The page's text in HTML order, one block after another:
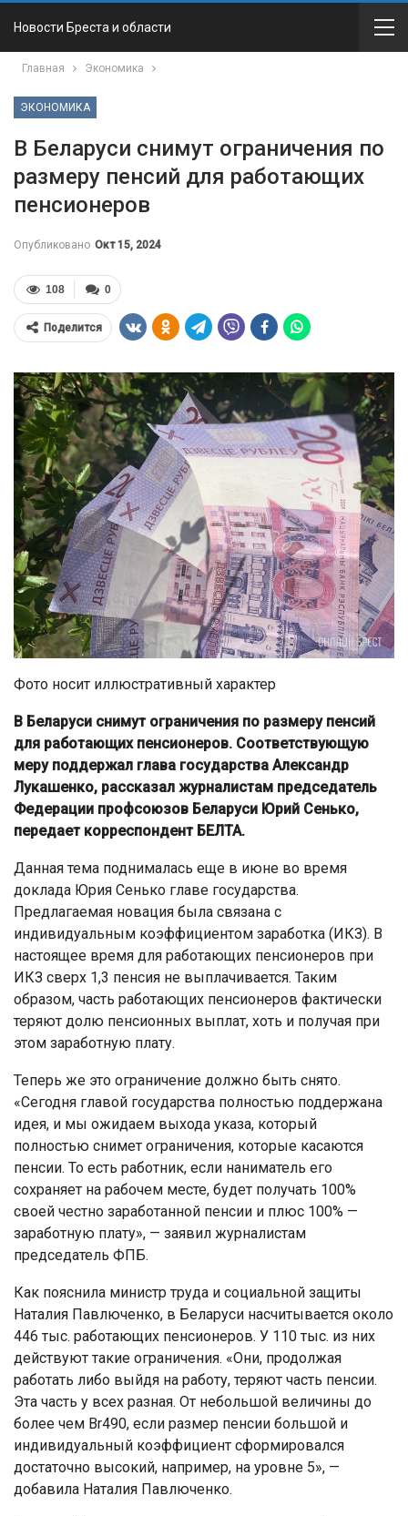
Новости Бреста и области
Главная Экономика
ЭКОНОМИКА
В Беларуси снимут ограничения по
размеру пенсий для работающих
пенсионеров
Опубликовано Окт 15, 2024
0
108
Поделится
Фото носит иллюстративный характер
В Беларуси снимут ограничения по размеру пенсий
для работающих пенсионеров. Соответствующую
меру поддержал глава государства Александр
Лукашенко, рассказал журналистам председатель
Федерации профсоюзов Беларуси Юрий Сенько,
передает корреспондент БЕЛТА.
Данная тема поднималась еще в июне во время
доклада Юрия Сенько главе государства.
Предлагаемая новация была связана с
индивидуальным коэффициентом заработка (ИКЗ). В
настоящее время для работающих пенсионеров при
ИКЗ сверх 1,3 пенсия не выплачивается. Таким
образом, часть работающих пенсионеров фактически
теряют долю пенсионных выплат, хоть и получая при
этом заработную плату.
Теперь же это ограничение должно быть снято.
«Сегодня главой государства полностью поддержана
идея, и мы ожидаем выхода указа, который
полностью снимет ограничения, которые касаются
пенсии. То есть работник, если наниматель его
сохраняет на рабочем месте, будет получать 100%
своей честно заработанной пенсии и плюс 100% —
заработную плату», — заявил журналистам
председатель ФПБ.
Как пояснила министр труда и социальной защиты
Наталия Павлюченко, в Беларуси насчитывается около
446 тыс. работающих пенсионеров. У 110 тыс. из них
действуют такие ограничения. «Они, продолжая
работать либо выйдя на работу, теряют часть пенсии.
Эта часть у всех разная. От небольшой величины до
более чем Br490, если размер пенсии большой и
индивидуальный коэффициент сформировался
достаточно высокий, например, на уровне 5», —
добавила Наталия Павлюченко.